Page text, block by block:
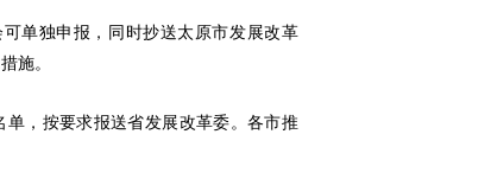
单独申报，同时抄送太原市发展改革
施。
，按要求报送省发展改革委。各市推